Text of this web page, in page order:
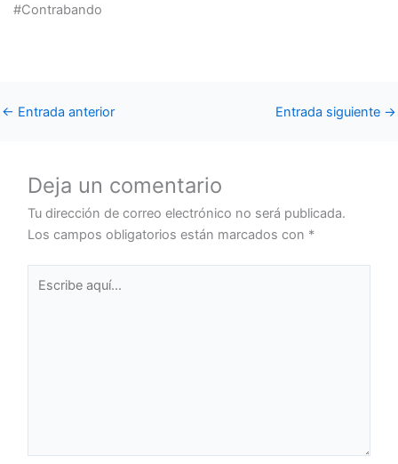
#Contrabando
← Entrada anterior Entrada siguiente →
Deja un comentario
Tu dirección de correo electrónico no será publicada.
Los campos obligatorios están marcados con *